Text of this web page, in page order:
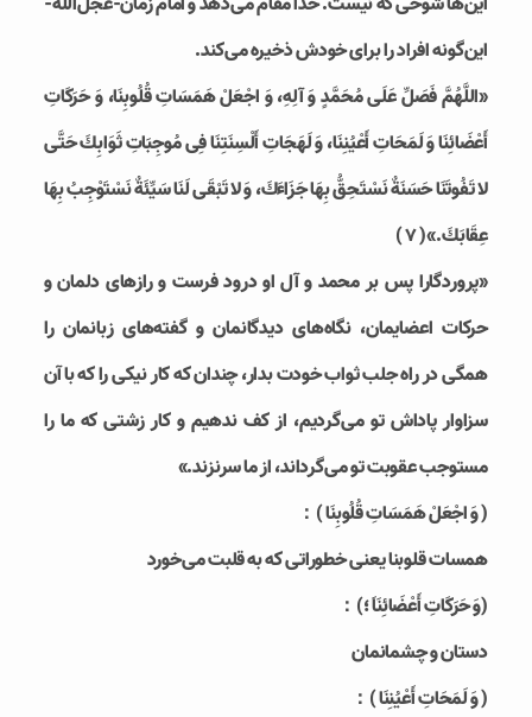
این‌گونه افراد را برای خودش ذخیره می‌کند.
«اللَّهُمَّ فَصَلِّ عَلَى مُحَمَّدٍ وَ آلِهِ، وَ اجْعَلْ هَمَسَاتِ قُلُوبِنَا، وَ حَرَكَاتِ
أَعْضَائِنَا وَ لَمَحَاتِ أَعْيُنِنَا، وَ لَهَجَاتِ أَلْسِنَتِنَا فِى مُوجِبَاتِ ثَوَابِكَ حَتَّى
لا تَفُوتَنَا حَسَنَةٌ نَسْتَحِقُّ بِهَا جَزَاءَكَ، وَ لا تَبْقَى لَنَا سَيِّئَةٌ نَسْتَوْجِبُ بِهَا
عِقَابَكَ.»( ۷ )
«پروردگارا پس بر محمد و آل او درود فرست و رازهای دلمان و
حرکات اعضایمان، نگاه‌های دیدگانمان و گفته‌های زبانمان را
همگی در راه جلب ثواب خودت بدار، چندان که کار نیکی را که با آن
سزاوار پاداش تو می‌گردیم، از کف ندهیم و کار زشتی که ما را
مستوجب عقوبت تو می‌گرداند، از ما سرنزند.»
( وَ اجْعَلْ هَمَسَاتِ قُلُوبِنَا )：
همسات قلوبنا یعنی خطوراتی که به قلبت می‌خورد
(وَ حَرَكَاتِ أَعْضَائِنَا َ؛)：
دستان و چشمانمان
( وَ لَمَحَاتِ أَعْيُنِنَا )：